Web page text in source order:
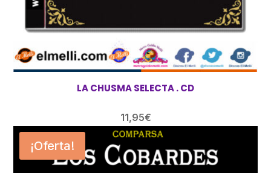
LA CHUSMA SELECTA . CD
11,95€
¡Oferta!